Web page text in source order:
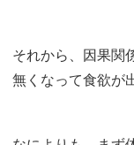
それから、因果関
無くなって食欲が